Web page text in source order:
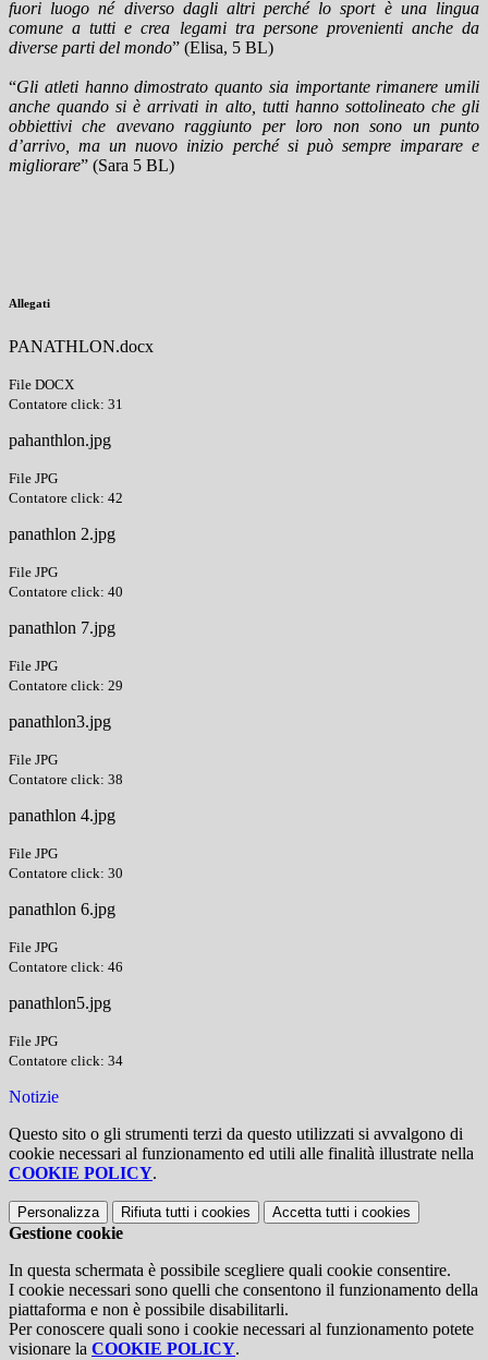
fuori luogo né diverso dagli altri perché lo sport è una lingua
comune a tutti e crea legami tra persone provenienti anche da
diverse parti del mondo” (Elisa, 5 BL)
“Gli atleti hanno dimostrato quanto sia importante rimanere umili
anche quando si è arrivati in alto, tutti hanno sottolineato che gli
obbiettivi che avevano raggiunto per loro non sono un punto
d’arrivo, ma un nuovo inizio perché si può sempre imparare e
migliorare” (Sara 5 BL)
Allegati
PANATHLON.docx
File DOCX
Contatore click: 31
pahanthlon.jpg
File JPG
Contatore click: 42
panathlon 2.jpg
File JPG
Contatore click: 40
panathlon 7.jpg
File JPG
Contatore click: 29
panathlon3.jpg
File JPG
Contatore click: 38
panathlon 4.jpg
File JPG
Contatore click: 30
panathlon 6.jpg
File JPG
Contatore click: 46
panathlon5.jpg
File JPG
Contatore click: 34
Notizie
Questo sito o gli strumenti terzi da questo utilizzati si avvalgono di
cookie necessari al funzionamento ed utili alle finalità illustrate nella
COOKIE POLICY.
Personalizza Rifiuta tutti i cookies Accetta tutti i cookies
Gestione cookie
In questa schermata è possibile scegliere quali cookie consentire.
I cookie necessari sono quelli che consentono il funzionamento della
piattaforma e non è possibile disabilitarli.
Per conoscere quali sono i cookie necessari al funzionamento potete
visionare la COOKIE POLICY.